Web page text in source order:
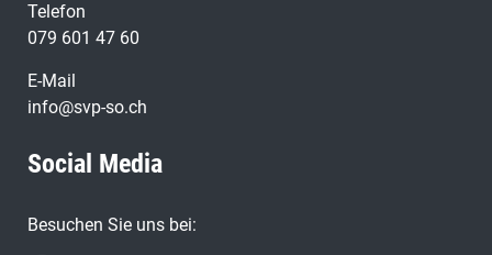
Telefon
079 601 47 60
E-Mail
info@svp-so.ch
Social Media
Besuchen Sie uns bei: